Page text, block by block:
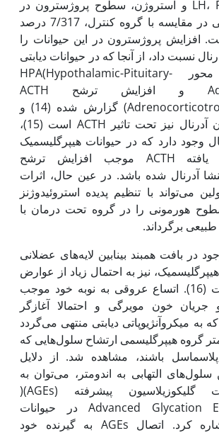
هورمون‌های LH، FSH و استروژن، سطوح پروژسترون در
گروه هیپرگلیسمی در مقایسه با گروه کنترل، 7/317 درصد
افزایش پروژسترون در این حیوانات را
نسبت داد، از آنجا که در حیوانات دیابتی
افزایش فعالیت محور HPA(Hypothalamic-Pituitary-
Adrenal axis) و افزایش ترشح ACTH
(Adrenocorticotropic Hormone) گزارش شده (14) و
ترشح پروژسترون آدرنال نیز تحت تاثیر ACTH است (15)،
وجود دارد که در حیوانات هیپرگلیسمیک
مقادیر افزایش یافته ACTH موجب افزایش ترشح
آدرنال شده باشد. در عین حال، اثرات
می‌تواند با تنظیم پدیده استروئیدوژنز
(12)، سطوح هورمونی را در گروه تحت درمان با
برگرداند.
در بافت همبند بینابین لایه‌های عضلانی
نیز به احتمال زیاد از عوارض
هیپرگلیسمی است (16). اتساع عروقی به نوبه خود موجب
خون مویرگی و احتمالا آغازگر
میکروآنژیوپاتی دیابتی منتهی می‌گردد
اندومتر گروه هیپرگلیسمی ارتشاح سلول‌هایی که
باشند، مشاهده شد. از دلایل
سلول‌های التهابی به اندومتر، می‌توان به
وجود محصولات گلیکوزیلاسیون پیشرفته (AGEs)(
(Advanced Glycation End Products در حیوانات
هیپرگلیسمیک اشاره کرد. اتصال AGEs به گیرنده خود